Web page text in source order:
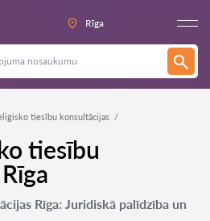
Rīga
tiesību konsultācijas
tiesību
Rīga: Juridiskā palīdzība un